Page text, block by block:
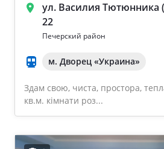
ул. Василия Тютюнника
22
Печерский район
м. Дворец «Украина»
Здам свою, чиста, простора,
кв.м. кімнати роз...